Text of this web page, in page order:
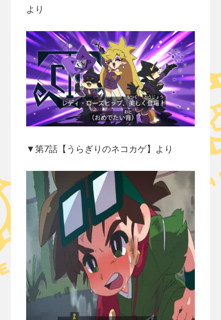
より
▼第7話【うらぎりのネコカゲ】より